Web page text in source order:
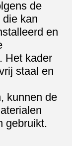
de
kan
en
Het kader
staal en
kunnen de
gebruikt.